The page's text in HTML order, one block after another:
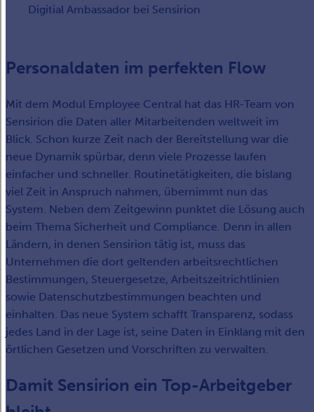
Digitial Ambassador bei Sensirion
Personaldaten im perfekten Flow
Mit dem Modul Employee Central hat das HR-Team von
Sensirion die Daten aller Mitarbeitenden weltweit im
Blick. Schon kurze Zeit nach der Bereitstellung war die
neue Dynamik spürbar, denn viele Prozesse laufen
einfacher und schneller. Routinetätigkeiten, die bislang
viel Zeit in Anspruch nahmen, übernimmt nun das
System. Neben dem Zeitgewinn punktet die Lösung auch
beim Thema Sicherheit und Compliance. Denn in allen
Ländern, in denen Sensirion tätig ist, muss das
Unternehmen die dort geltenden arbeitsrechtlichen
Bestimmungen, Steuergesetze, Arbeitszeitrichtlinien
sowie Datenschutzbestimmungen beachten und
einhalten. Das neue System schafft Transparenz, sodass
jedes Land in der Lage ist, seine Daten in Einklang mit den
örtlichen Gesetzen und Vorschriften zu verwalten.
Damit Sensirion ein Top-Arbeitgeber